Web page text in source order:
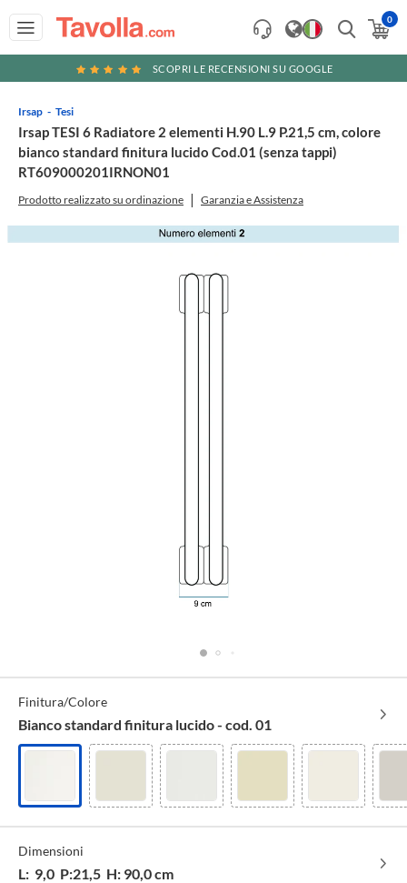
0
SCOPRI LE RECENSIONI SU GOOGLE
Irsap Tesi
Irsap TESI 6 Radiatore 2 elementi H.90 L.9 P.21,5 cm, colore
bianco standard finitura lucido Cod.01 (senza tappi)
RT609000201IRNON01
Prodotto realizzato su ordinazione Garanzia e Assistenza
Specifiche
Tecniche
Finitura/Colore
Bianco standard finitura lucido - cod. 01
Bianco
standard
lucido
-
Bianco
RAL
opaco
Bianco
perla
Avorio
RAL
Bianco
Puro
Dimensioni
L: 9,0 P:21,5 H: 90,0 cm